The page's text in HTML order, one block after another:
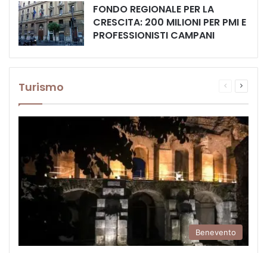
FONDO REGIONALE PER LA
CRESCITA: 200 MILIONI PER PMI E
PROFESSIONISTI CAMPANI
Turismo
Pagina
Benevento